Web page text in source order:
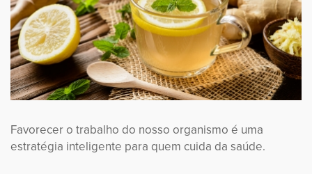
Favorecer o trabalho do nosso organismo é uma
estratégia inteligente para quem cuida da saúde.